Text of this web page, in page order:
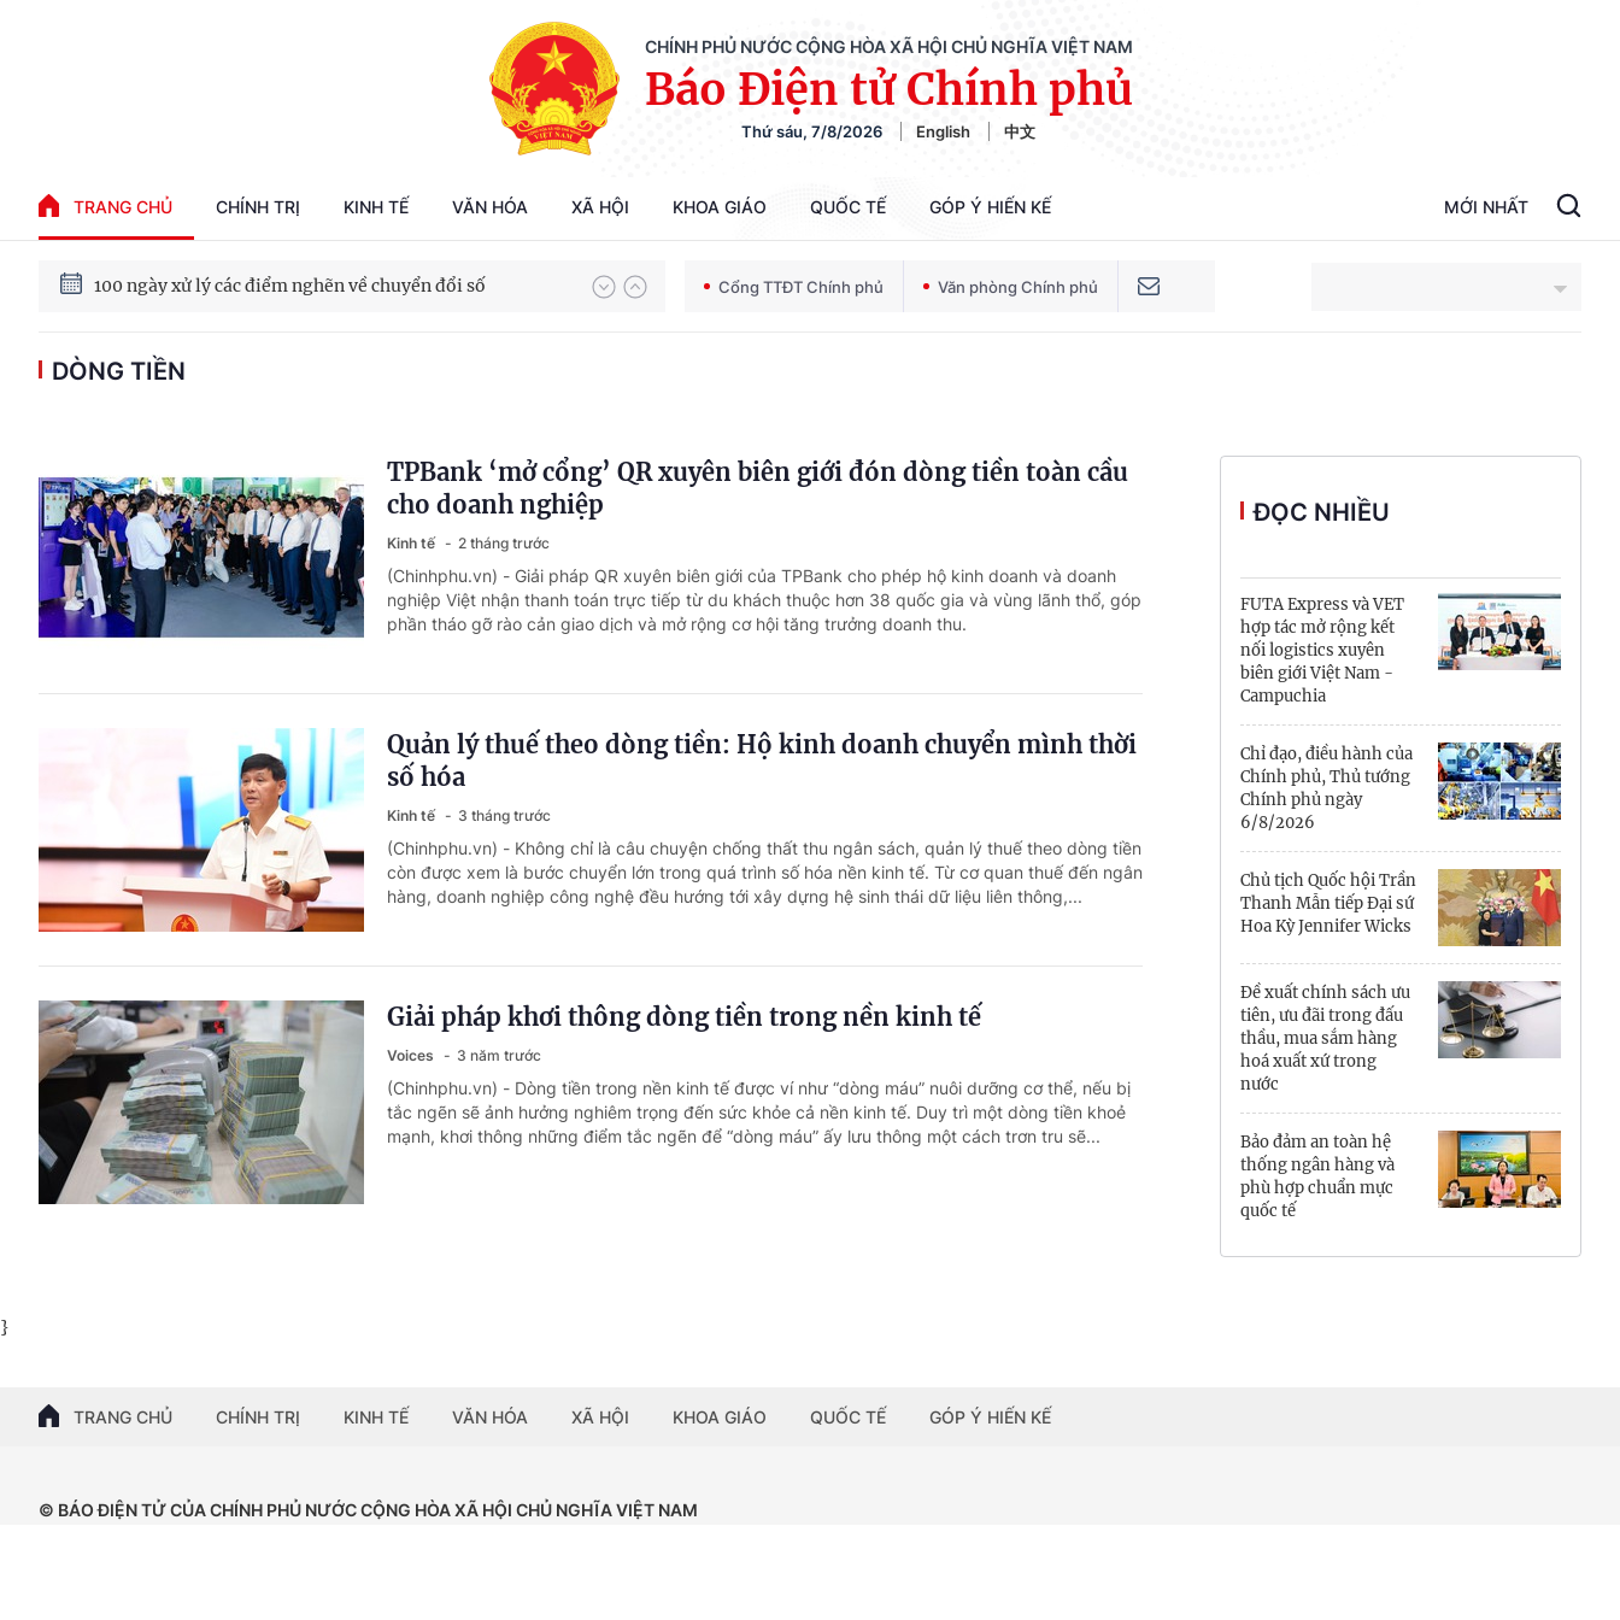
CHÍNH PHỦ NƯỚC CỘNG HÒA XÃ HỘI CHỦ NGHĨA VIỆT NAM
Báo Điện tử Chính phủ
Thứ sáu, 7/8/2026 English 中文
TRANG CHỦ CHÍNH TRỊ KINH TẾ VĂN HÓA XÃ HỘI KHOA GIÁO QUỐC TẾ GÓP Ý HIẾN KẾ MỚI NHẤT
Chiến dịch 500 ngày đêm tìm kiếm, quy tập và xác định danh tính hài cốt liệt sĩ
100 ngày xử lý các điểm nghẽn về chuyển đổi số
Phát triển nhà ở cho thuê - Trụ cột chiến lược, lâu dài
Chiến dịch 500 ngày đêm tìm kiếm, quy tập và xác định danh tính hài cốt liệt sĩ
Cổng TTĐT Chính phủ Văn phòng Chính phủ
Cần Thơ
Điện Biên
Đắk Lắk
Đồng Nai
Đồng Tháp
Gia Lai
Hồ Chí Minh
Hà Tĩnh
Hưng Yên
Hải Phòng
DÒNG TIỀN
TPBank ‘mở cổng’ QR xuyên biên giới đón dòng tiền toàn cầu
cho doanh nghiệp
Kinh tế 2 tháng trước
(Chinhphu.vn) - Giải pháp QR xuyên biên giới của TPBank cho phép hộ kinh doanh và doanh
nghiệp Việt nhận thanh toán trực tiếp từ du khách thuộc hơn 38 quốc gia và vùng lãnh thổ, góp
phần tháo gỡ rào cản giao dịch và mở rộng cơ hội tăng trưởng doanh thu.
Quản lý thuế theo dòng tiền: Hộ kinh doanh chuyển mình thời
số hóa
Kinh tế 3 tháng trước
(Chinhphu.vn) - Không chỉ là câu chuyện chống thất thu ngân sách, quản lý thuế theo dòng tiền
còn được xem là bước chuyển lớn trong quá trình số hóa nền kinh tế. Từ cơ quan thuế đến ngân
hàng, doanh nghiệp công nghệ đều hướng tới xây dựng hệ sinh thái dữ liệu liên thông,...
Giải pháp khơi thông dòng tiền trong nền kinh tế
Voices 3 năm trước
(Chinhphu.vn) - Dòng tiền trong nền kinh tế được ví như “dòng máu” nuôi dưỡng cơ thể, nếu bị
tắc ngẽn sẽ ảnh hưởng nghiêm trọng đến sức khỏe cả nền kinh tế. Duy trì một dòng tiền khoẻ
mạnh, khơi thông những điểm tắc ngẽn để “dòng máu” ấy lưu thông một cách trơn tru sẽ...
ĐỌC NHIỀU
FUTA Express và VET
hợp tác mở rộng kết
nối logistics xuyên
biên giới Việt Nam -
Campuchia
Chỉ đạo, điều hành của
Chính phủ, Thủ tướng
Chính phủ ngày
6/8/2026
Chủ tịch Quốc hội Trần
Thanh Mẫn tiếp Đại sứ
Hoa Kỳ Jennifer Wicks
Đề xuất chính sách ưu
tiên, ưu đãi trong đấu
thầu, mua sắm hàng
hoá xuất xứ trong
nước
Bảo đảm an toàn hệ
thống ngân hàng và
phù hợp chuẩn mực
quốc tế
}
TRANG CHỦ CHÍNH TRỊ KINH TẾ VĂN HÓA XÃ HỘI KHOA GIÁO QUỐC TẾ GÓP Ý HIẾN KẾ
© BÁO ĐIỆN TỬ CỦA CHÍNH PHỦ NƯỚC CỘNG HÒA XÃ HỘI CHỦ NGHĨA VIỆT NAM